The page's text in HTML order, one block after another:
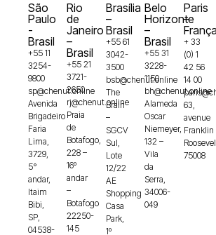
São
Paulo
-
Brasil
+55 11
3254-
9800
sp@chenut.online
Avenida
Brigadeiro
Faria
Lima,
3729,
5°
andar,
Itaim
Bibi,
SP,
04538-
Rio
de
Janeiro
–
Brasil
+55 21
3721-
2650
rj@chenut.online
Praia
de
Botafogo,
228 –
16º
andar
–
Botafogo
22250-
145
Brasília
–
Brasil
+55 61
3042-
3500
bsb@chenut.online
The
Brain
–
SGCV
Sul,
Lote
12/22
AE
Shopping
Casa
Park,
1º
Belo
Horizonte
–
Brasil
+55 31
3228-
1150
bh@chenut.online
Alameda
Oscar
Niemeyer,
132 –
Vila
da
Serra,
34006-
049
Paris
–
França
+ 33
(0) 1
42 56
14 00
63,
avenue
Franklin
75008